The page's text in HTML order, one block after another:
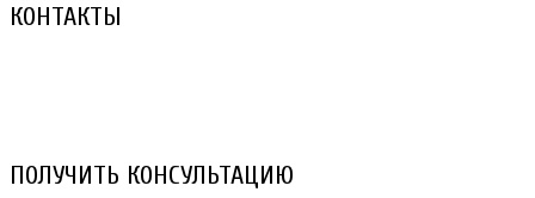
КОНТАКТЫ
ПОЛУЧИТЬ КОНСУЛЬТАЦИЮ